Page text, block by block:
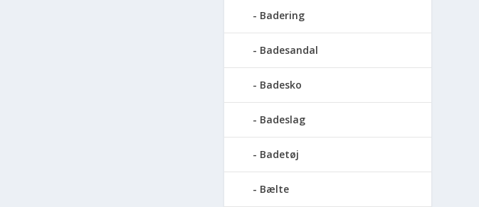
Badering
Badesandal
Badesko
Badeslag
Badetøj
Bælte